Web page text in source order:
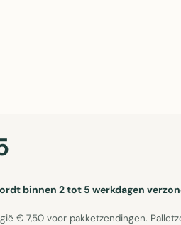
binnen 2 tot 5 werkdagen
€ 7,50 voor pakketzendingen.